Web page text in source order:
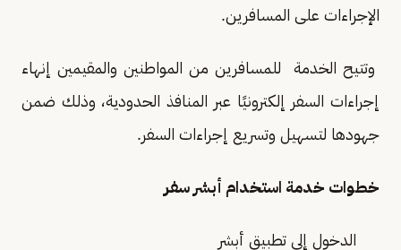
الإجراءات على المسافرين.
وتتيح الخدمة للمسافرين من المواطنين والمقيمين إنهاء
إجراءات السفر إلكترونيًا عبر المنافذ الحدودية، وذلك ضمن
جهودها لتسهيل وتسريع إجراءات السفر.
خطوات خدمة استخدام أبشر سفر
الدخول إلى تطبيق أبشر